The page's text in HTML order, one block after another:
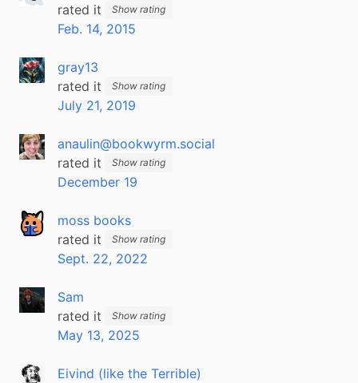
rated it
Show rating
Feb. 14, 2015
gray13
rated it
Show rating
July 21, 2019
anaulin@bookwyrm.social
rated it
Show rating
December 19
moss books
rated it
Show rating
Sept. 22, 2022
Sam
rated it
Show rating
May 13, 2025
Eivind (like the Terrible)